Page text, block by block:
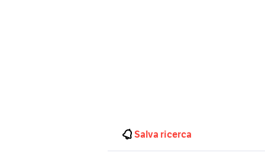
Salva ricerca